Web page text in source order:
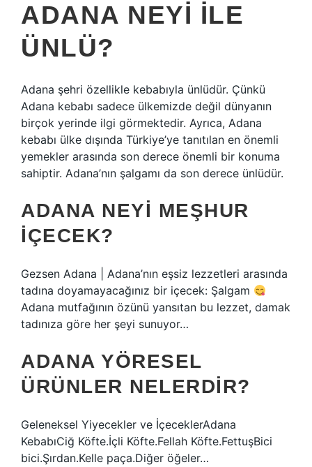
ADANA NEYI ILE
ÜNLÜ?
Adana şehri özellikle kebabıyla ünlüdür. Çünkü
Adana kebabı sadece ülkemizde değil dünyanın
birçok yerinde ilgi görmektedir. Ayrıca, Adana
kebabı ülke dışında Türkiye’ye tanıtılan en önemli
yemekler arasında son derece önemli bir konuma
sahiptir. Adana’nın şalgamı da son derece ünlüdür.
ADANA NEYI MEŞHUR
IÇECEK?
Gezsen Adana | Adana’nın eşsiz lezzetleri arasında
tadına doyamayacağınız bir içecek: Şalgam
Adana mutfağının özünü yansıtan bu lezzet, damak
tadınıza göre her şeyi sunuyor…
ADANA YÖRESEL
ÜRÜNLER NELERDIR?
Geleneksel Yiyecekler ve İçeceklerAdana
KebabıCiğ Köfte.İçli Köfte.Fellah Köfte.FettuşBici
bici.Şırdan.Kelle paça.Diğer öğeler…